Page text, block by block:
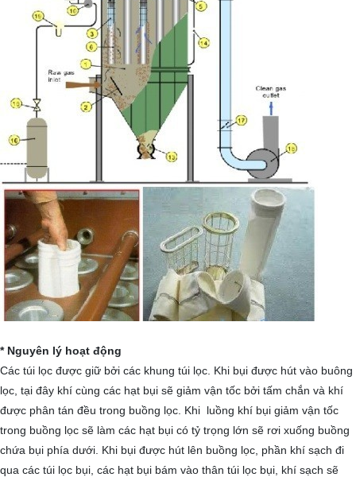
* Nguyên lý hoạt động
Các túi lọc được giữ bởi các khung túi lọc. Khi bụi được hút vào buông
lọc, tại đây khí cùng các hạt bụi sẽ giảm vận tốc bởi tấm chắn và khí
được phân tán đều trong buồng lọc. Khi luồng khí bụi giảm vận tốc
trong buồng lọc sẽ làm các hạt bụi có tỷ trọng lớn sẽ rơi xuống buồng
chứa bụi phía dưới. Khi bụi được hút lên buồng lọc, phần khí sạch đi
qua các túi lọc bụi, các hạt bụi bám vào thân túi lọc bụi, khí sạch sẽ